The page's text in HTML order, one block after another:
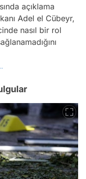
açıklama
Adel el Cübeyr,
nasıl bir rol